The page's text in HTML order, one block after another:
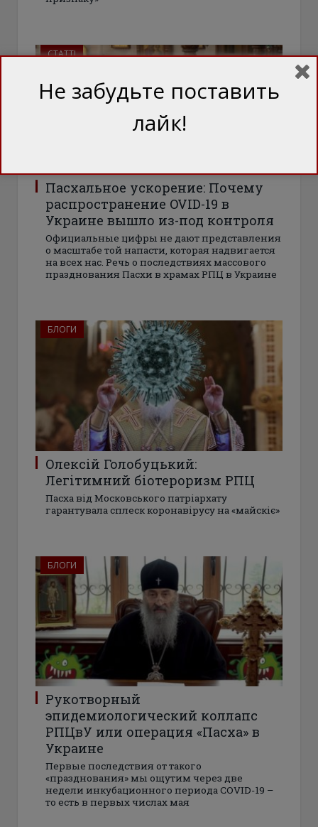
СТАТТІ
Пасхальное ускорение: Почему
распространение OVID-19 в
Украине вышло из-под контроля
Официальные цифры не дают представления
о масштабе той напасти, которая надвигается
на всех нас. Речь о последствиях массового
празднования Пасхи в храмах РПЦ в Украине
БЛОГИ
Олексій Голобуцький:
Легітимний біотероризм РПЦ
Пасха від Московського патріархату
гарантувала сплеск коронавірусу на «майскіє»
БЛОГИ
Рукотворный
эпидемиологический коллапс
РПЦвУ или операция «Пасха» в
Украине
Первые последствия от такого
«празднования» мы ощутим через две
недели инкубационного периода COVID-19 –
то есть в первых числах мая
Не забудьте поставить
лайк!